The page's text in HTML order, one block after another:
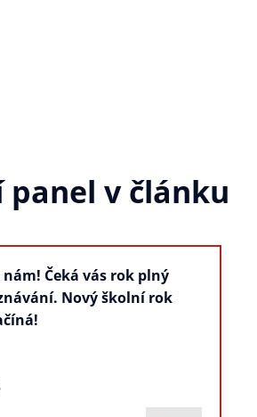
panel v článku
Čeká vás rok plný
Nový školní rok